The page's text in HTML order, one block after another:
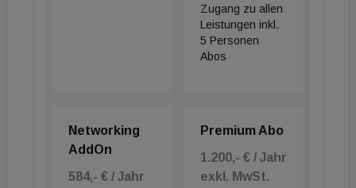
Zugang zu allen
Leistungen inkl.
5 Personen
Abos
Networking
AddOn
584,- € / Jahr
Premium Abo
1.200,- € / Jahr
exkl. MwSt.